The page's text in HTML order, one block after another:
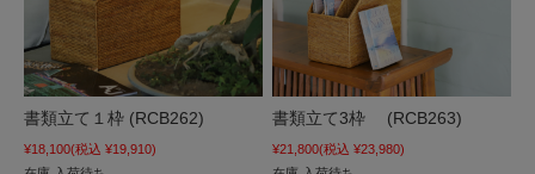
書類立て１枠 (RCB262)
¥18,100(税込 ¥19,910)
書類立て3枠 (RCB263)
¥21,800(税込 ¥23,980)